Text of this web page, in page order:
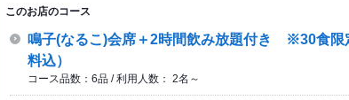
このお店のコース
鳴子(なるこ)会席＋2時間飲み放題付き ※30食
料込）
コース品数：6品 / 利用人数： 2名～